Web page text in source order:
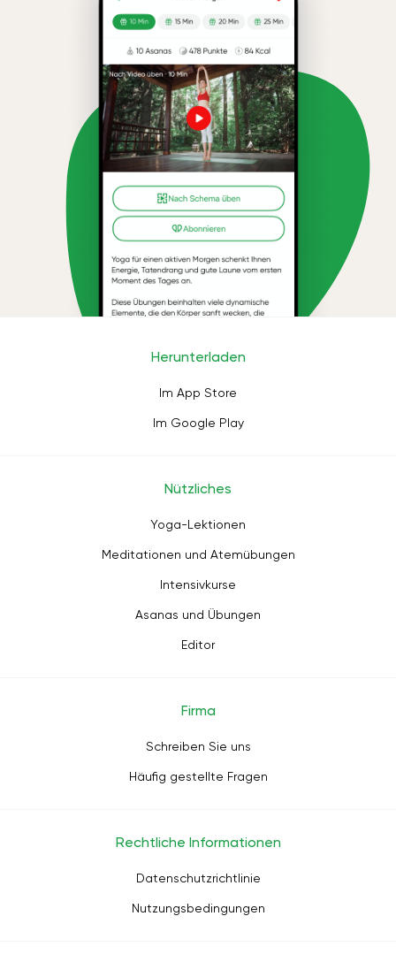
Herunterladen
Im App Store
Im Google Play
Nützliches
Yoga-Lektionen
Meditationen und Atemübungen
Intensivkurse
Asanas und Übungen
Editor
Firma
Schreiben Sie uns
Häufig gestellte Fragen
Rechtliche Informationen
Datenschutzrichtlinie
Nutzungsbedingungen